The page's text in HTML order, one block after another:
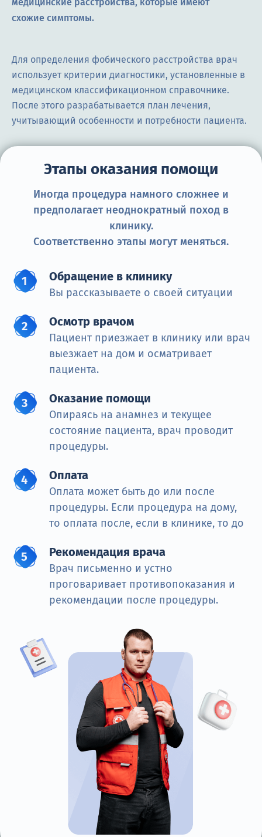
схожие симптомы.
Для определения фобического расстройства врач
использует критерии диагностики, установленные в
медицинском классификационном справочнике.
После этого разрабатывается план лечения,
учитывающий особенности и потребности пациента.
Этапы оказания помощи
Иногда процедура намного сложнее и
предполагает неоднократный поход в
клинику.
Соответственно этапы могут меняться.
Обращение в клинику
Вы рассказываете о своей ситуации
Осмотр врачом
Пациент приезжает в клинику или врач
выезжает на дом и осматривает
пациента.
Оказание помощи
Опираясь на анамнез и текущее
состояние пациента, врач проводит
процедуры.
Оплата
Оплата может быть до или после
процедуры. Если процедура на дому,
то оплата после, если в клинике, то до
Рекомендация врача
Врач письменно и устно
проговаривает противопоказания и
рекомендации после процедуры.